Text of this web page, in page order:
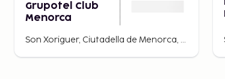
Grupotel Club
Menorca
Son Xoriguer, Ciutadella de Menorca, Espanha